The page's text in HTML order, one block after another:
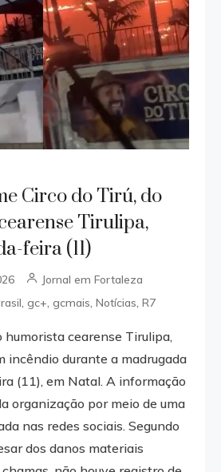
Circo do Tirú, do
Tirulipa,
feira (11)
Jornal em Fortaleza
,gc+ ,gcmais ,Notícias ,R7
humorista cearense Tirulipa,
incêndio durante a madrugada
(11), em Natal. A informação
organização por meio de uma
nas redes sociais. Segundo
dos danos materiais